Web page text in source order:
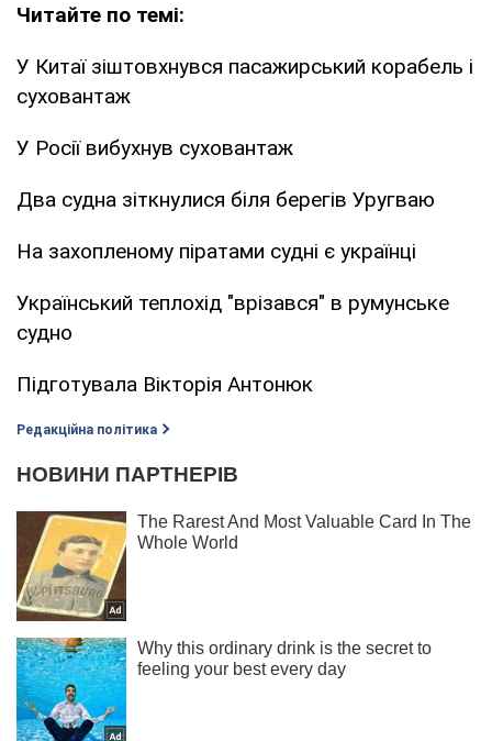
Читайте по темі:
У Китаї зіштовхнувся пасажирський корабель і
суховантаж
У Росії вибухнув суховантаж
Два судна зіткнулися біля берегів Уругваю
На захопленому піратами судні є українці
Український теплохід "врізався" в румунське
судно
Підготувала Вікторія Антонюк
Редакційна політика